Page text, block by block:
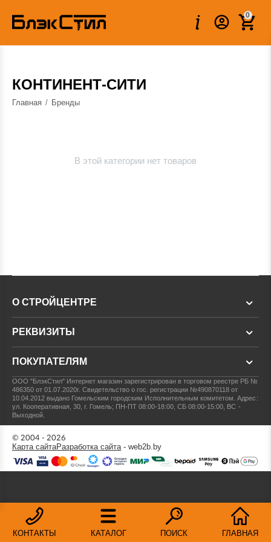
0
КОНТИНЕНТ-СИТИ
Главная / Бренды
В этой категории нет товаров
КОНТАКТЫ КАТАЛОГ ПОИСК ГЛАВНАЯ
О СТРОЙЦЕНТРЕ
РЕКВИЗИТЫ
ПОКУПАТЕЛЯМ
ООО "БлэкСтил" Интернет магазин зарегистрирован в торговом реестре РБ №
486350 от 01.07.2020г.Свидетельство о гос. регистрации №490870118 от
10.04.2012 выдано Гомельским городским Исполнительным комитетом.Адрес:
ул. Кооперативная, 30, г. Гомель; ПН-ПТ 08:00-18:00, СБ 08:00-15:00, ВС -
Выходной.
© 2004 - 2026
Карта сайтаРазработка сайта- web2b.by